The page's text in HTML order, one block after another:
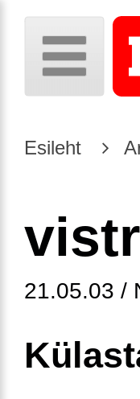
Esileht
21.05.03 /